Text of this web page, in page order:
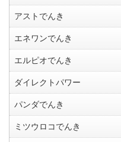
アストでんき
エネワンでんき
エルピオでんき
ダイレクトパワー
パンダでんき
ミツウロコでんき